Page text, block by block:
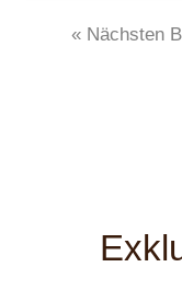
« Nächsten